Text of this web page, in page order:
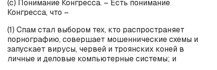
(c) Понимание Конгресса. – Есть понимание
Конгресса, что –
(1) Спам стал выбором тех, кто распространяет
порнографию, совершает мошеннические схемы и
запускает вирусы, червей и троянских коней в
личные и деловые компьютерные системы; и